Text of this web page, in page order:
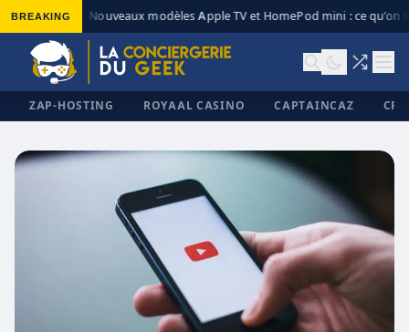
BREAKING Nouveaux modèles Apple TV et HomePod mini : ce qu’on
ZAP-HOSTING ROYAAL CASINO CAPTAINCAZ